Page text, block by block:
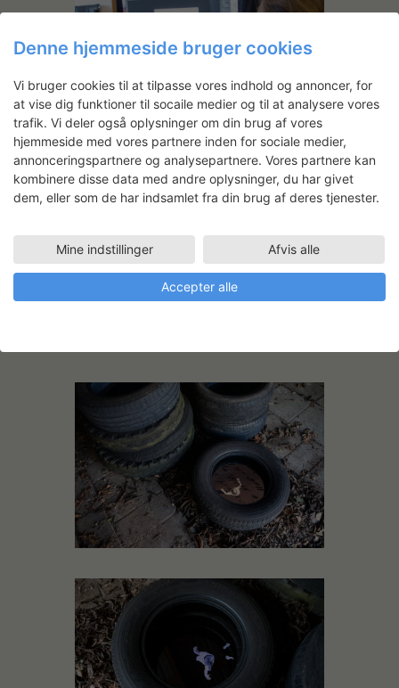
Denne hjemmeside bruger cookies
Vi bruger cookies til at tilpasse vores indhold og annoncer, for
at vise dig funktioner til socaile medier og til at analysere vores
trafik. Vi deler også oplysninger om din brug af vores
hjemmeside med vores partnere inden for sociale medier,
annonceringspartnere og analysepartnere. Vores partnere kan
kombinere disse data med andre oplysninger, du har givet
dem, eller som de har indsamlet fra din brug af deres tjenester.
Mine indstillinger Afvis alle
Accepter alle